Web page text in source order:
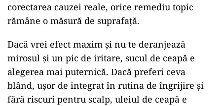
corectarea cauzei reale, orice remediu topic
rămâne o măsură de suprafață.
Dacă vrei efect maxim și nu te deranjează
mirosul și un pic de iritare, sucul de ceapă e
alegerea mai puternică. Dacă preferi ceva
blând, ușor de integrat în rutina de îngrijire și
fără riscuri pentru scalp, uleiul de ceapă e